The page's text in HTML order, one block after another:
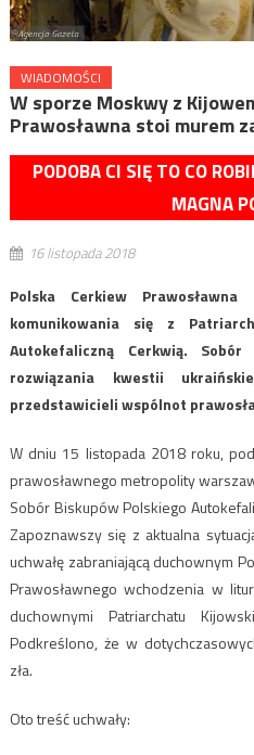
WIADOMOŚCI
W sporze Moskwy z
Prawosławna stoi murem
PODOBA CI SIĘ TO CO
MAGNA
16 listopada 2018
Polska Cerkiew Prawosławna
komunikowania się z
Autokefaliczną Cerkwią.
rozwiązania kwestii
przedstawicieli wspólnot
W dniu 15 listopada 2018 roku,
prawosławnego metropolity
Sobór Biskupów Polskiego
Zapoznawszy się z aktualna
uchwałę zabraniającą duchownym
Prawosławnego wchodzenia w
duchownymi Patriarchatu
Podkreślono, że w
zła.
Oto treść uchwały: